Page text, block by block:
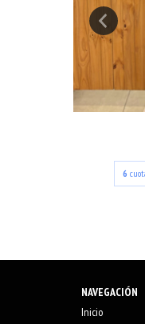
6
NAVEGACIÓN
Inicio